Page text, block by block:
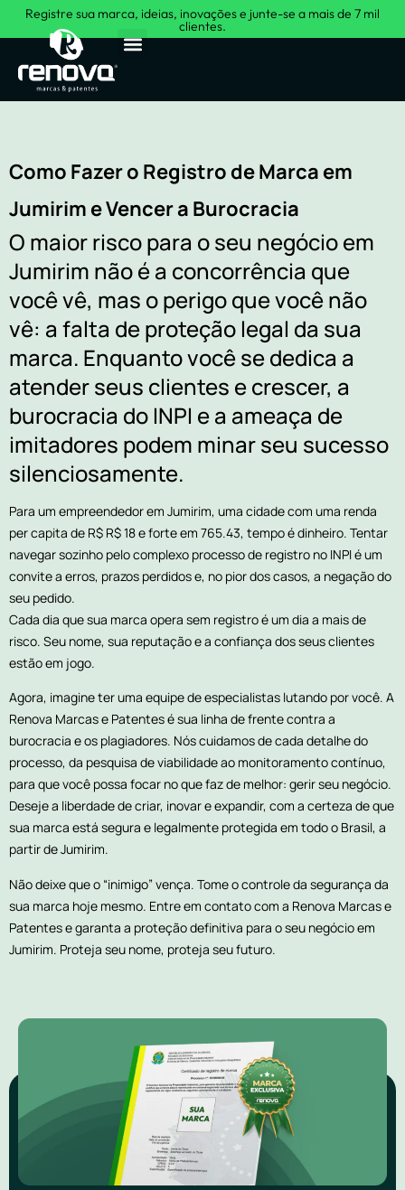
Registre sua marca, ideias, inovações e junte-se a mais de 7 mil
clientes.
Como Fazer o Registro de Marca em
Jumirim e Vencer a Burocracia
O maior risco para o seu negócio em
Jumirim não é a concorrência que
você vê, mas o perigo que você não
vê: a falta de proteção legal da sua
marca. Enquanto você se dedica a
atender seus clientes e crescer, a
burocracia do INPI e a ameaça de
imitadores podem minar seu sucesso
silenciosamente.
Para um empreendedor em Jumirim, uma cidade com uma renda
per capita de R$ R$ 18 e forte em 765.43, tempo é dinheiro. Tentar
navegar sozinho pelo complexo processo de registro no INPI é um
convite a erros, prazos perdidos e, no pior dos casos, a negação do
seu pedido.
Cada dia que sua marca opera sem registro é um dia a mais de
risco. Seu nome, sua reputação e a confiança dos seus clientes
estão em jogo.
Agora, imagine ter uma equipe de especialistas lutando por você. A
Renova Marcas e Patentes é sua linha de frente contra a
burocracia e os plagiadores. Nós cuidamos de cada detalhe do
processo, da pesquisa de viabilidade ao monitoramento contínuo,
para que você possa focar no que faz de melhor: gerir seu negócio.
Deseje a liberdade de criar, inovar e expandir, com a certeza de que
sua marca está segura e legalmente protegida em todo o Brasil, a
partir de Jumirim.
Não deixe que o “inimigo” vença. Tome o controle da segurança da
sua marca hoje mesmo. Entre em contato com a Renova Marcas e
Patentes e garanta a proteção definitiva para o seu negócio em
Jumirim. Proteja seu nome, proteja seu futuro.